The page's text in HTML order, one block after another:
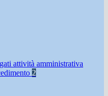
attività amministrativa
2